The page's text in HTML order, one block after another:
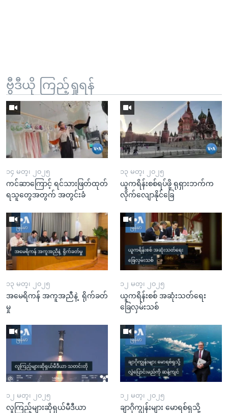
ဗွီဒီယို ကြည့်ရှုရန်
၁၄ မတ္၊ ၂၀၂၅
ကင်ဆာကြောင့် ရင်သားဖြတ်ထုတ်
ရသူတွေအတွက် အတွင်းခံ
၁၃ မတ္၊ ၂၀၂၅
ယူကရိန်းစစ်ရပ်ဖို့ ရုရှားဘက်က
လိုက်လျောနိုင်ခြေ
၁၃ မတ္၊ ၂၀၂၅
အမေရိကန် အကူအညီနဲ့ ရိုက်ခတ်
မှု
၁၂ မတ္၊ ၂၀၂၅
ယူကရိန်းစစ် အဆုံးသတ်ရေး
ခြေလှမ်းသစ်
၁၂ မတ္၊ ၂၀၂၅
လူကြည့်များဆိုရှယ်မီဒီယာ
၁၂ မတ္၊ ၂၀၂၅
ချာဂိုကျွန်းများ မောရစ်ရှသို့